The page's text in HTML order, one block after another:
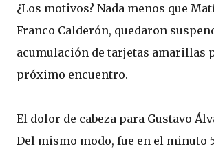
¿Los motivos? Nada menos que
Franco Calderón, quedaron
acumulación de tarjetas amarillas
próximo encuentro.
El dolor de cabeza para Gustavo
Del mismo modo, fue en el minuto